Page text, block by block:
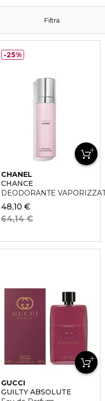
Filtra
CHANEL
CHANCE
DEODORANTE
48,10 €
64,14 €
25%
GUCCI
GUILTY ABSOLUTE